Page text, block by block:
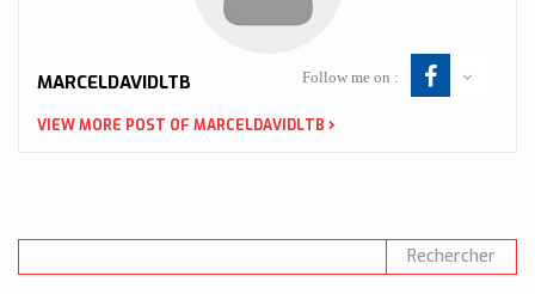
MARCELDAVIDLTB Follow me on :
VIEW MORE POST OF MARCELDAVIDLTB